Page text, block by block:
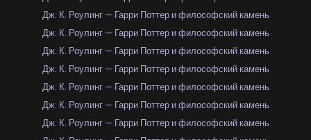
Дж. К. Роулинг — Гарри Поттер и философский камень
Дж. К. Роулинг — Гарри Поттер и философский камень
Дж. К. Роулинг — Гарри Поттер и философский камень
Дж. К. Роулинг — Гарри Поттер и философский камень
Дж. К. Роулинг — Гарри Поттер и философский камень
Дж. К. Роулинг — Гарри Поттер и философский камень
Дж. К. Роулинг — Гарри Поттер и философский камень